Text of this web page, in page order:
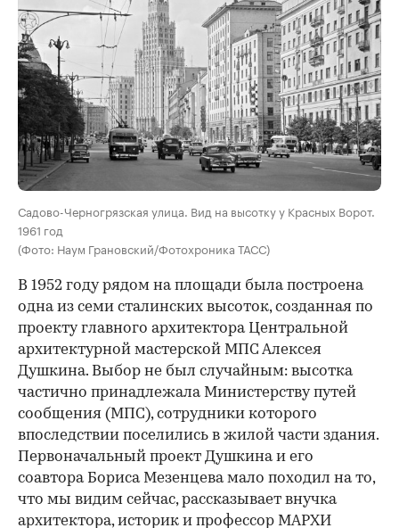
Садово-Черногрязская улица. Вид на высотку у Красных Ворот.
1961 год
(Фото: Наум Грановский/Фотохроника ТАСС)
В 1952 году рядом на площади была построена
одна из семи сталинских высоток, созданная по
проекту главного архитектора Центральной
архитектурной мастерской МПС Алексея
Душкина. Выбор не был случайным: высотка
частично принадлежала Министерству путей
сообщения (МПС), сотрудники которого
впоследствии поселились в жилой части здания.
Первоначальный проект Душкина и его
соавтора Бориса Мезенцева мало походил на то,
что мы видим сейчас, рассказывает внучка
архитектора, историк и профессор МАРХИ